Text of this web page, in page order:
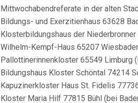
Mittwochabendreferate in der alten
Bildungs- und Exerzitienhaus 63628
Klosterbildungshaus der
Wilhelm-Kempf-Haus 65207
Pallottinerinnenkloster 65549 Limburg
Bildungshaus Kloster Schöntal 74214
Kapuzinerkloster Haus St. Fidelis
Kloster Maria Hilf 77815 Bühl (bei